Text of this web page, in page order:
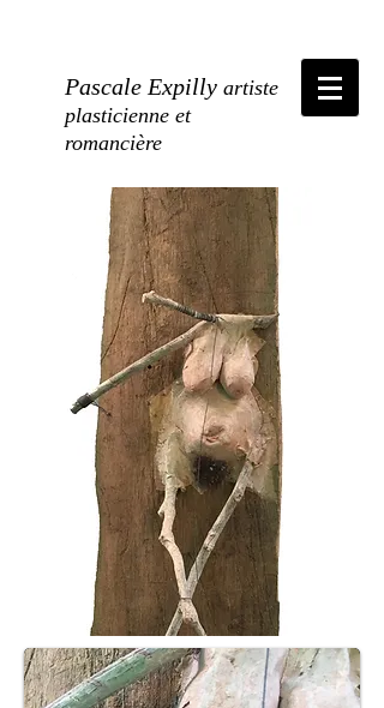
Pascale Expilly artiste
plasticienne et
romancière